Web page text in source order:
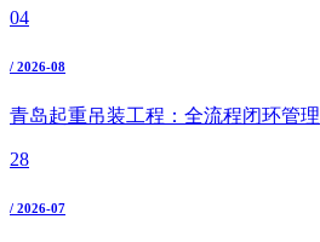
04
/ 2026-08
青岛起重吊装工程：全流程闭环管理
28
/ 2026-07